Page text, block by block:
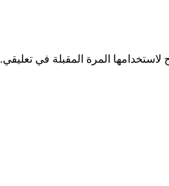
المرة المقبلة في تعليقي.